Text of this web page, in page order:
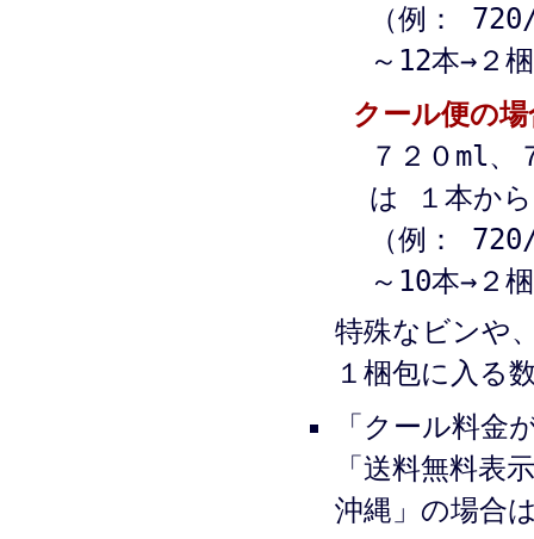
（例：
～12本→２
クール便の場
７２０ml
は １本か
（例：
～10本→２
特殊なビンや
１梱包に入る
「クール料金
「送料無料表
沖縄」の場合